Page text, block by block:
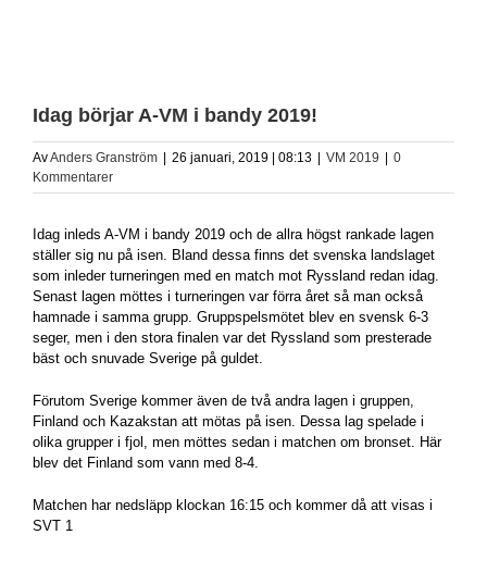
Idag börjar A-VM i bandy 2019!
AvAnders Granström 26 januari, 2019 | 08:13 VM 2019
0
Kommentarer
Idag inleds A-VM i bandy 2019 och de allra högst rankade lagen
ställer sig nu på isen. Bland dessa finns det svenska landslaget
som inleder turneringen med en match mot Ryssland redan idag.
Senast lagen möttes i turneringen var förra året så man också
hamnade i samma grupp. Gruppspelsmötet blev en svensk 6-3
seger, men i den stora finalen var det Ryssland som presterade
bäst och snuvade Sverige på guldet.
Förutom Sverige kommer även de två andra lagen i gruppen,
Finland och Kazakstan att mötas på isen. Dessa lag spelade i
olika grupper i fjol, men möttes sedan i matchen om bronset. Här
blev det Finland som vann med 8-4.
Matchen har nedsläpp klockan 16:15 och kommer då att visas i
SVT 1